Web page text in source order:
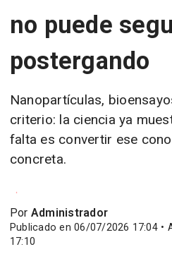
no puede
postergando
Nanopartículas,
criterio: la ciencia ya
falta es convertir ese
concreta.
Por Administrador
Publicado en 06/07/2026 17:04
17:10